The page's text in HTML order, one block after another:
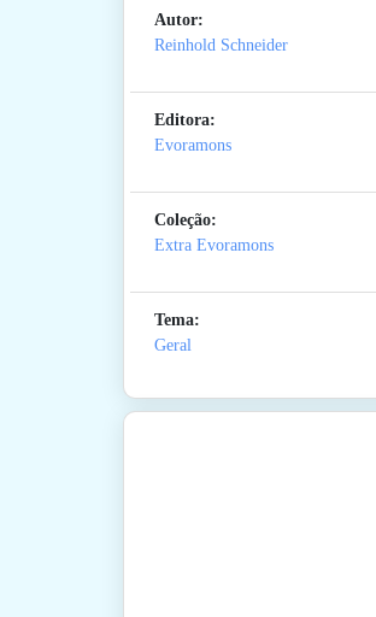
Autor:
Reinhold Schneider
Editora:
Evoramons
Coleção:
Extra Evoramons
Tema:
Geral